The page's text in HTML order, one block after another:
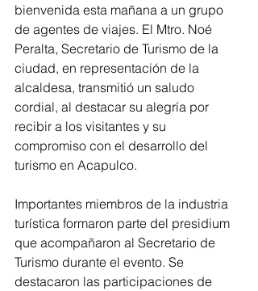
bienvenida esta mañana a un grupo
de agentes de viajes. El Mtro. Noé
Peralta, Secretario de Turismo de la
ciudad, en representación de la
alcaldesa, transmitió un saludo
cordial, al destacar su alegría por
recibir a los visitantes y su
compromiso con el desarrollo del
turismo en Acapulco.
Importantes miembros de la industria
turística formaron parte del presidium
que acompañaron al Secretario de
Turismo durante el evento. Se
destacaron las participaciones de